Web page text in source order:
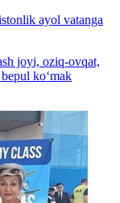
ayol vatanga
joyi, oziq-ovqat,
ko‘mak